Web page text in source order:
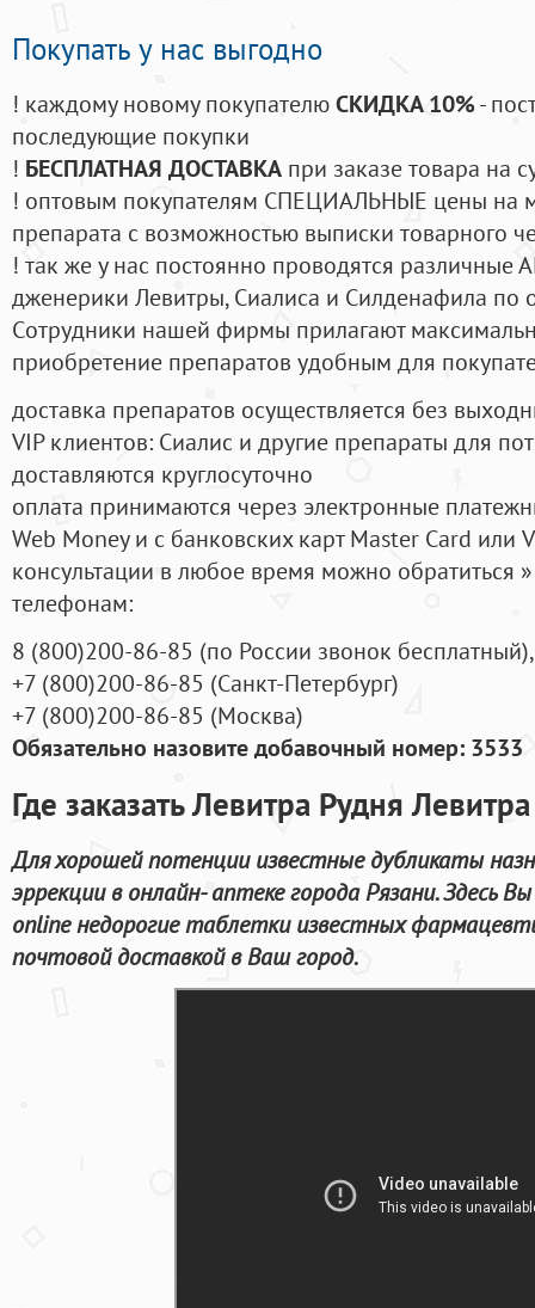
Покупать у нас выгодно
! каждому новому покупателюСКИДКА 10%-
последующие покупки
! БЕСПЛАТНАЯ ДОСТАВКА при заказе товара на
! оптовым покупателям СПЕЦИАЛЬНЫЕ цены на
препарата с возможностью выписки товарного
! так же у нас постоянно проводятся
дженерики Левитры, Сиалиса и Силденафила по
Cотрудники нашей фирмы прилагают
приобретение препаратов удобным для
доставка препаратов осуществляется без
VIP клиентов: Сиалис и другие препараты для
доставляются круглосуточно
оплата принимаются через электронные
Web Money и с банковских карт Master Card или
консультации в любое время можно обратиться
телефонам:
8 (800)200-86-85 (по России звонок бесплатный),
+7 (800)200-86-85 (Санкт-Петербург)
+7 (800)200-86-85 (Москва)
Обязательно назовите добавочный номер: 3533
Где заказать Левитра Рудня
Для хорошей потенции известные дубликаты
эррекции в онлайн- аптеке города Рязани. Здесь
online недорогие таблетки известных
почтовой доставкой в Ваш город.